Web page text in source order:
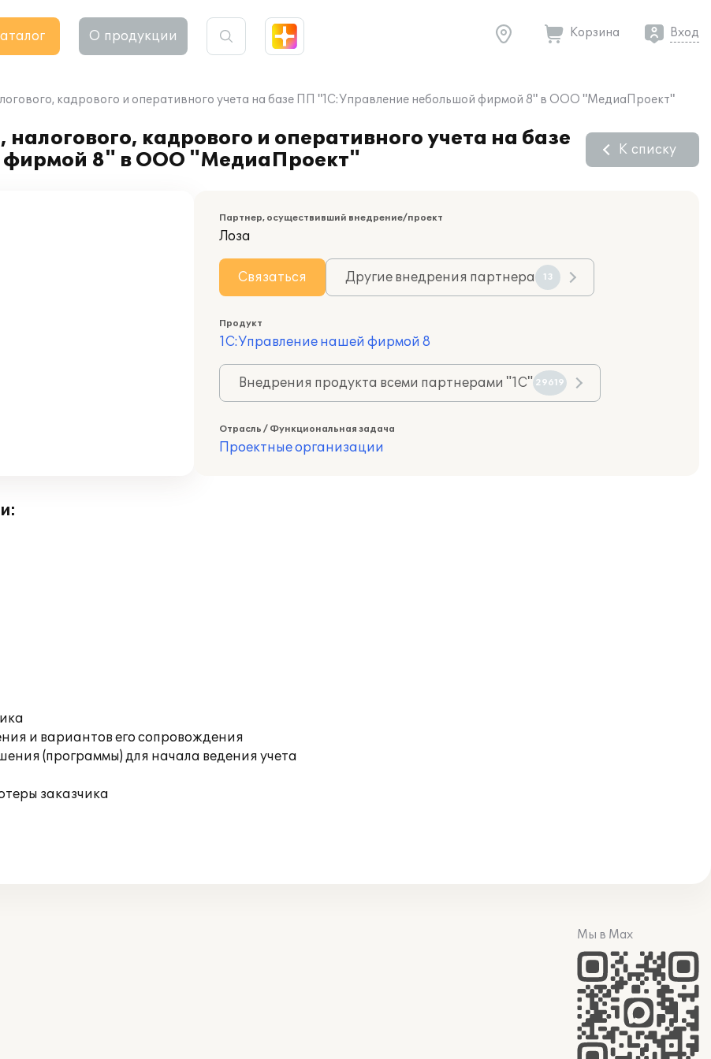
О продукции Корзина Вход
кадрового и оперативного учета на базе ПП "1С:Управление небольшой фирмой 8" в ООО "МедиаПроект"
кадрового и оперативного учета на базе
8" в ООО "МедиаПроект"
К списку
Партнер, осуществивший внедрение/проект
Лоза
Связаться Другие внедрения партнера 13
Продукт
1С:Управление нашей фирмой 8
Внедрения продукта всеми партнерами "1С" 29619
Отрасль / Функциональная задача
Проектные организации
и вариантов его сопровождения
(программы) для начала ведения учета
заказчика
Мы в Max